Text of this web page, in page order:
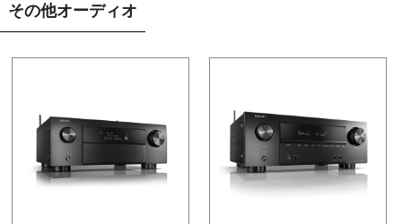
その他オーディオ